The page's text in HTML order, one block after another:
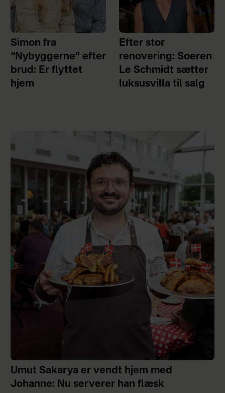
Simon fra
“Nybyggerne” efter
brud: Er flyttet
hjem
Efter stor
renovering: Soeren
Le Schmidt sætter
luksusvilla til salg
Umut Sakarya er vendt hjem med
Johanne: Nu serverer han flæsk